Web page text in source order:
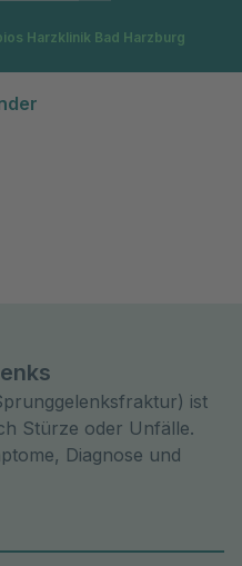
Harzklinik Bad Harzburg
ist
Stürze oder Unfälle.
Diagnose und